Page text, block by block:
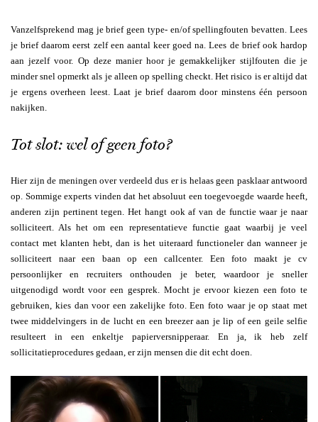
Vanzelfsprekend mag je brief geen type- en/of spellingfouten bevatten. Lees
je brief daarom eerst zelf een aantal keer goed na. Lees de brief ook hardop
aan jezelf voor. Op deze manier hoor je gemakkelijker stijlfouten die je
minder snel opmerkt als je alleen op spelling checkt. Het risico is er altijd dat
je ergens overheen leest. Laat je brief daarom door minstens één persoon
nakijken.
Tot slot: wel of geen foto?
Hier zijn de meningen over verdeeld dus er is helaas geen pasklaar antwoord
op. Sommige experts vinden dat het absoluut een toegevoegde waarde heeft,
anderen zijn pertinent tegen. Het hangt ook af van de functie waar je naar
solliciteert. Als het om een representatieve functie gaat waarbij je veel
contact met klanten hebt, dan is het uiteraard functioneler dan wanneer je
solliciteert naar een baan op een callcenter. Een foto maakt je cv
persoonlijker en recruiters onthouden je beter, waardoor je sneller
uitgenodigd wordt voor een gesprek. Mocht je ervoor kiezen een foto te
gebruiken, kies dan voor een zakelijke foto. Een foto waar je op staat met
twee middelvingers in de lucht en een breezer aan je lip of een geile selfie
resulteert in een enkeltje papierversnipperaar. En ja, ik heb zelf
sollicitatieprocedures gedaan, er zijn mensen die dit echt doen.